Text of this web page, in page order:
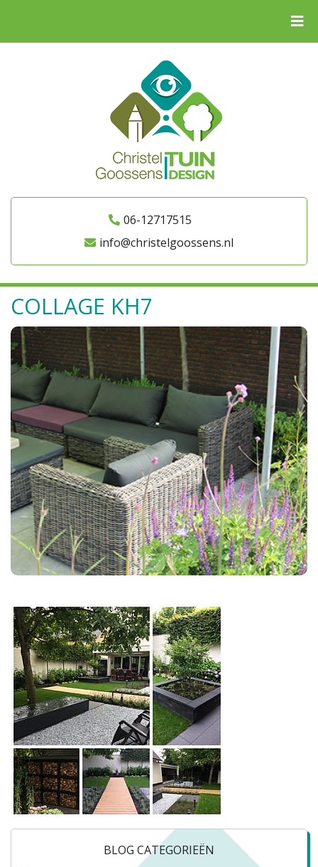
06-12717515
info@christelgoossens.nl
COLLAGE KH7
BLOG CATEGORIEËN